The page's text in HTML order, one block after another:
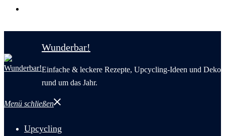
Wunderbar!
Einfache & leckere Rezepte, Upcycling-Ideen und Deko
rund um das Jahr.
Menü schließen
Upcycling